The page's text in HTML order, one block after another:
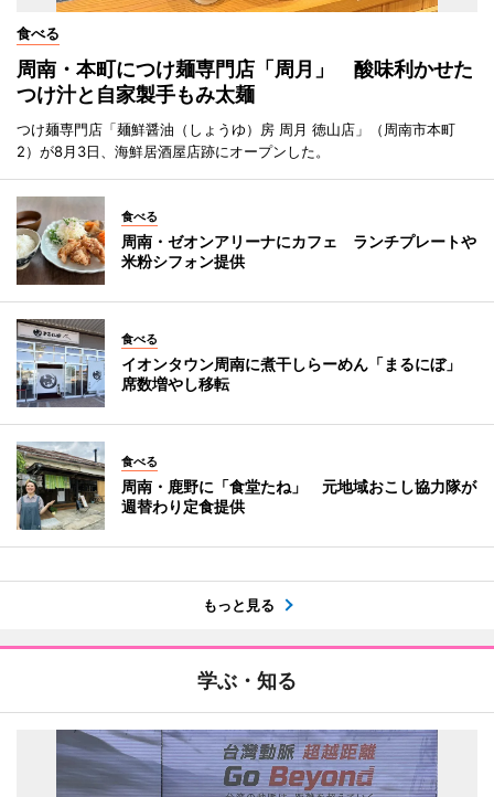
食べる
周南・本町につけ麺専門店「周月」 酸味利かせた
つけ汁と自家製手もみ太麺
つけ麺専門店「麺鮮醤油（しょうゆ）房 周月 徳山店」（周南市本町
2）が8月3日、海鮮居酒屋店跡にオープンした。
食べる
周南・ゼオンアリーナにカフェ ランチプレートや
米粉シフォン提供
食べる
イオンタウン周南に煮干しらーめん「まるにぼ」
席数増やし移転
食べる
周南・鹿野に「食堂たね」 元地域おこし協力隊が
週替わり定食提供
もっと見る
学ぶ・知る